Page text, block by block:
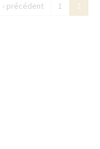
‹ précédent 1 2